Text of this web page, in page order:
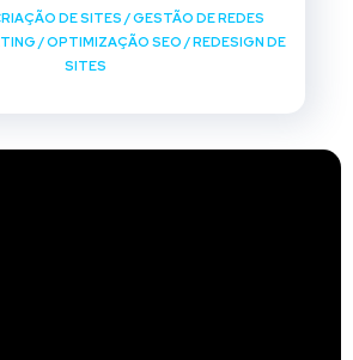
DE SITES /GESTÃO DE REDES
/OPTIMIZAÇÃO SEO /REDESIGN DE
SITES